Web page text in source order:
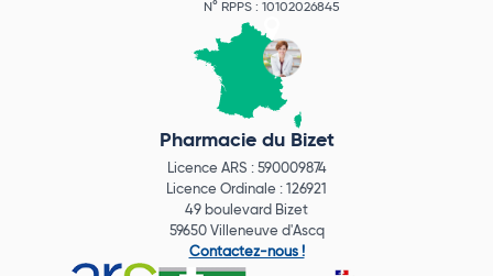
N° RPPS : 10102026845
Pharmacie du Bizet
Licence ARS : 590009874
Licence Ordinale : 126921
49 boulevard Bizet
59650 Villeneuve d'Ascq
Contactez-nous !